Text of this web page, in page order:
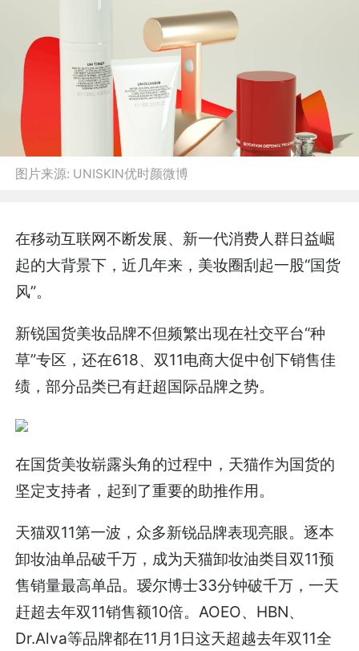
图片来源: UNISKIN优时颜微博
在移动互联网不断发展、新一代消费人群日益崛
起的大背景下，近几年来，美妆圈刮起一股“国货
风”。
新锐国货美妆品牌不但频繁出现在社交平台“种
草”专区，还在618、双11电商大促中创下销售佳
绩，部分品类已有赶超国际品牌之势。
在国货美妆崭露头角的过程中，天猫作为国货的
坚定支持者，起到了重要的助推作用。
天猫双11第一波，众多新锐品牌表现亮眼。逐本
卸妆油单品破千万，成为天猫卸妆油类目双11预
售销量最高单品。瑷尔博士33分钟破千万，一天
赶超去年双11销售额10倍。AOEO、HBN、
Dr.Alva等品牌都在11月1日这天超越去年双11全